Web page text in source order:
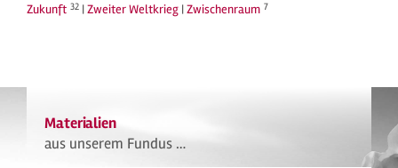
Zukunft 32 |Zweiter Weltkrieg |Zwischenraum 7
Materialien
aus unserem Fundus …